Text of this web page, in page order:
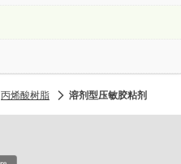
丙烯酸树脂 溶剂型压敏胶粘剂